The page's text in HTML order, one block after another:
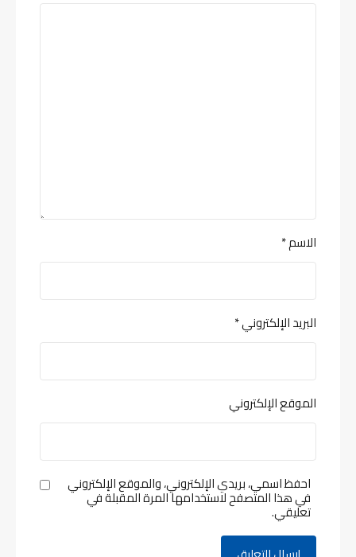
الاسم*
البريد الإلكتروني*
الموقع الإلكتروني
احفظ اسمي، بريدي الإلكتروني، والموقع الإلكتروني
في هذا المتصفح لاستخدامها المرة المقبلة في
تعليقي.